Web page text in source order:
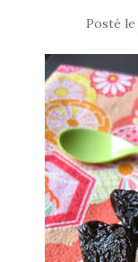
Posté le